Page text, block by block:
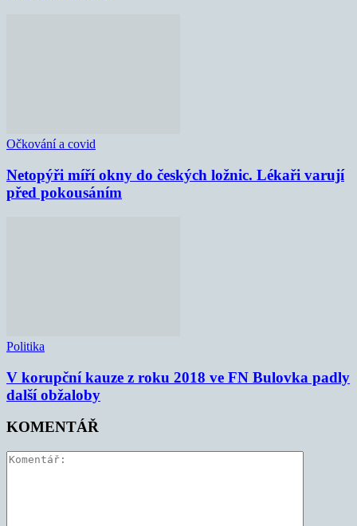
Očkování a covid
Netopýři míří okny do českých ložnic. Lékaři varují
před pokousáním
Politika
V korupční kauze z roku 2018 ve FN Bulovka padly
další obžaloby
KOMENTÁŘ